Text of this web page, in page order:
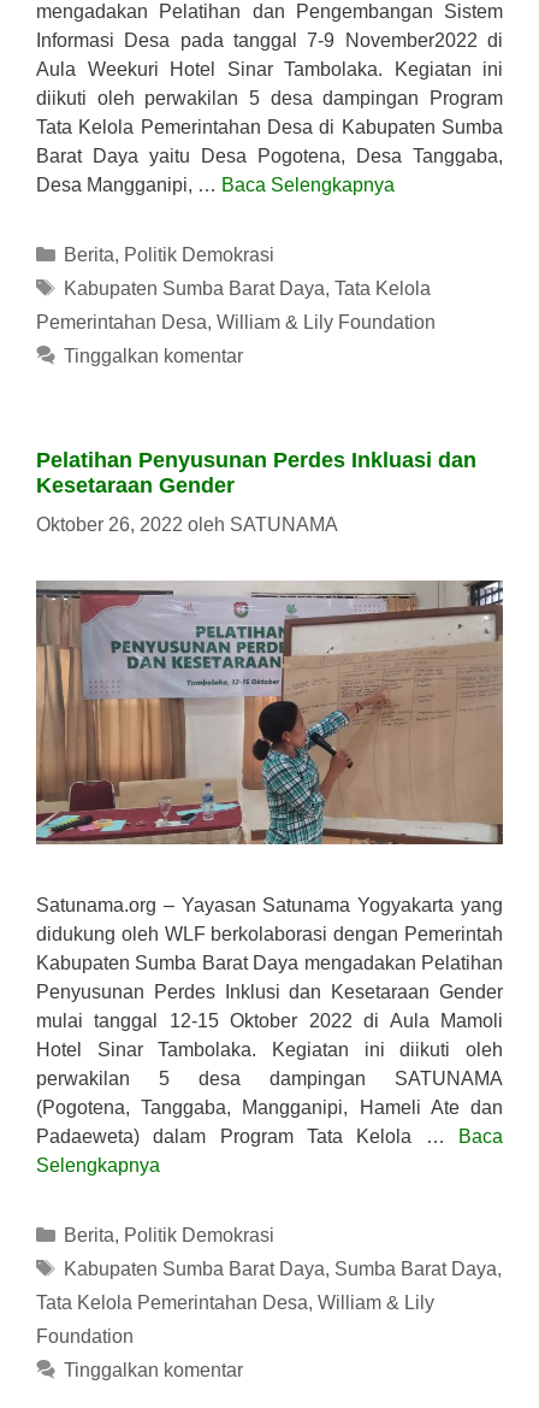
mengadakan Pelatihan dan Pengembangan Sistem
Informasi Desa pada tanggal 7-9 November2022 di
Aula Weekuri Hotel Sinar Tambolaka. Kegiatan ini
diikuti oleh perwakilan 5 desa dampingan Program
Tata Kelola Pemerintahan Desa di Kabupaten Sumba
Barat Daya yaitu Desa Pogotena, Desa Tanggaba,
Desa Mangganipi, … Baca Selengkapnya
Kategori
Berita, Politik Demokrasi
Tag
Kabupaten Sumba Barat Daya, Tata Kelola
Pemerintahan Desa, William & Lily Foundation
Tinggalkan komentar
Pelatihan Penyusunan Perdes Inkluasi dan
Kesetaraan Gender
Oktober 26, 2022 oleh SATUNAMA
Satunama.org – Yayasan Satunama Yogyakarta yang
didukung oleh WLF berkolaborasi dengan Pemerintah
Kabupaten Sumba Barat Daya mengadakan Pelatihan
Penyusunan Perdes Inklusi dan Kesetaraan Gender
mulai tanggal 12-15 Oktober 2022 di Aula Mamoli
Hotel Sinar Tambolaka. Kegiatan ini diikuti oleh
perwakilan 5 desa dampingan SATUNAMA
(Pogotena, Tanggaba, Mangganipi, Hameli Ate dan
Padaeweta) dalam Program Tata Kelola …
Baca
Selengkapnya
Kategori
Berita, Politik Demokrasi
Tag
Kabupaten Sumba Barat Daya, Sumba Barat Daya,
Tata Kelola Pemerintahan Desa, William & Lily
Foundation
Tinggalkan komentar